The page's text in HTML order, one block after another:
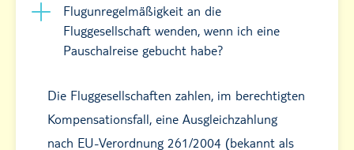
Flugunregelmäßigkeit an die
Fluggesellschaft wenden, wenn ich eine
Pauschalreise gebucht habe?
Die Fluggesellschaften zahlen, im berechtigten
Kompensationsfall, eine Ausgleichzahlung
nach EU-Verordnung 261/2004 (bekannt als